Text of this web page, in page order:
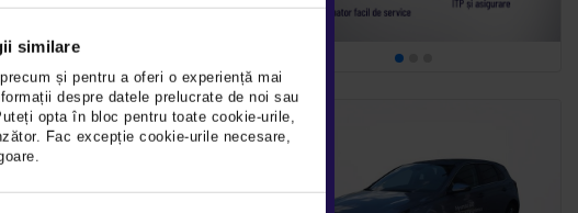
similare
și pentru a oferi o experiență mai
despre datele prelucrate de noi sau
opta în bloc pentru toate cookie-urile,
Fac excepție cookie-urile necesare,